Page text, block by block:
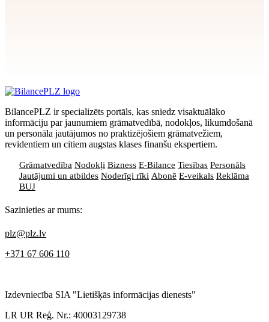
BilancePLZ ir specializēts portāls, kas sniedz visaktuālāko
informāciju par jaunumiem grāmatvedībā, nodokļos, likumdošanā
un personāla jautājumos no praktizējošiem grāmatvežiem,
revidentiem un citiem augstas klases finanšu ekspertiem.
Grāmatvedība Nodokļi Bizness E-Bilance Tiesības Personāls
Jautājumi un atbildes Noderīgi rīki Abonē E-veikals Reklāma
BUJ
Sazinieties ar mums:
plz@plz.lv
+371 67 606 110
Izdevniecība SIA "Lietišķās informācijas dienests"
LR UR Reģ. Nr.: 40003129738